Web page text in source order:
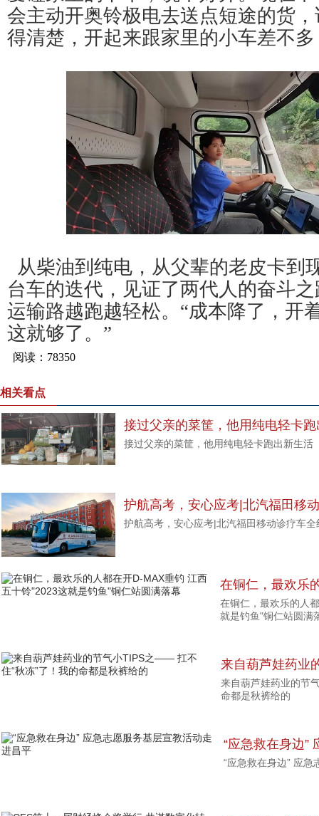
会主动开奥铃极电去送点短途的货
得清楚，开起来跟家里的小车差不
从柴油到纯电，从父辈的老皮卡到
台车的迭代，见证了两代人的奋斗
运输路越跑越轻松。“成本降了，开
这就够了。”
相关看点
接过父亲的菜筐，他用纯电轻卡
接过父亲的菜筐，他用纯电轻卡跑出新生活
护航高考，安心应考|北汽福田移
健康防线
护航高考，安心应考|北汽福田移动诊疗车
在铜仁，最欢乐
十铃"2023这就
在铜仁，最欢乐的人
就是钓鱼"铜仁站圆满
来自葫芦娃药
住“秋冻”了！我
来自葫芦娃药业的节
命都是秋裤给的
“应急救在身边”
进昌平
“应急救在身边” 应